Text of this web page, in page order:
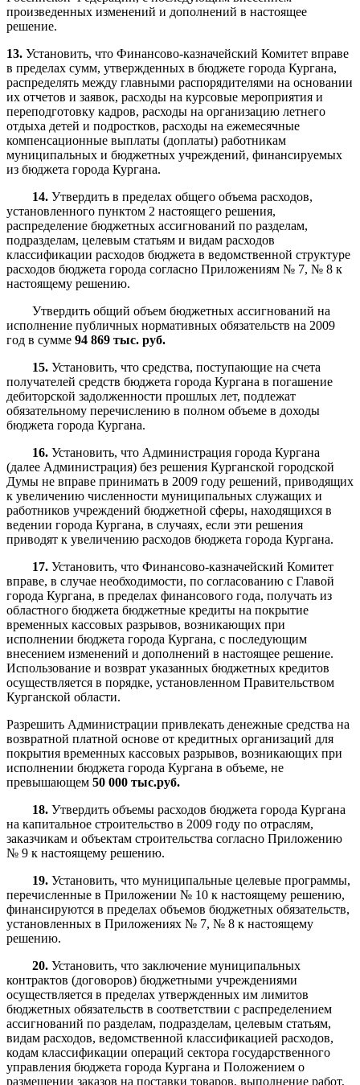
произведенных изменений и дополнений в настоящее
решение.
13. Установить, что Финансово-казначейский Комитет вправе
в пределах сумм, утвержденных в бюджете города Кургана,
распределять между главными распорядителями на основании
их отчетов и заявок, расходы на курсовые мероприятия и
переподготовку кадров, расходы на организацию летнего
отдыха детей и подростков, расходы на ежемесячные
компенсационные выплаты (доплаты) работникам
муниципальных и бюджетных учреждений, финансируемых
из бюджета города Кургана.
14.Утвердить в пределах общего объема расходов,
установленного пунктом 2 настоящего решения,
распределение бюджетных ассигнований по разделам,
подразделам, целевым статьям и видам расходов
классификации расходов бюджета в ведомственной структуре
расходов бюджета города согласно Приложениям № 7, № 8 к
настоящему решению.
Утвердить общий объем бюджетных ассигнований на
исполнение публичных нормативных обязательств на 2009
год в сумме 94 869 тыс. руб.
15. Установить, что средства, поступающие на счета
получателей средств бюджета города Кургана в погашение
дебиторской задолженности прошлых лет, подлежат
обязательному перечислению в полном объеме в доходы
бюджета города Кургана.
16.Установить, что Администрация города Кургана
(далее Администрация) без решения Курганской городской
Думы не вправе принимать в 2009 году решений, приводящих
к увеличению численности муниципальных служащих и
работников учреждений бюджетной сферы, находящихся в
ведении города Кургана, в случаях, если эти решения
приводят к увеличению расходов бюджета города Кургана.
17.Установить, что Финансово-казначейский Комитет
вправе, в случае необходимости, по согласованию с Главой
города Кургана, в пределах финансового года, получать из
областного бюджета бюджетные кредиты на покрытие
временных кассовых разрывов, возникающих при
исполнении бюджета города Кургана, с последующим
внесением изменений и дополнений в настоящее решение.
Использование и возврат указанных бюджетных кредитов
осуществляется в порядке, установленном Правительством
Курганской области.
Разрешить Администрации привлекать денежные средства на
возвратной платной основе от кредитных организаций для
покрытия временных кассовых разрывов, возникающих при
исполнении бюджета города Кургана в объеме, не
превышающем 50 000 тыс.руб.
18.Утвердить объемы расходов бюджета города Кургана
на капитальное строительство в 2009 году по отраслям,
заказчикам и объектам строительства согласно Приложению
№ 9 к настоящему решению.
19.Установить, что муниципальные целевые программы,
перечисленные в Приложении № 10 к настоящему решению,
финансируются в пределах объемов бюджетных обязательств,
установленных в Приложениях № 7, № 8 к настоящему
решению.
20.Установить, что заключение муниципальных
контрактов (договоров) бюджетными учреждениями
осуществляется в пределах утвержденных им лимитов
бюджетных обязательств в соответствии с распределением
ассигнований по разделам, подразделам, целевым статьям,
видам расходов, ведомственной классификацией расходов,
кодам классификации операций сектора государственного
управления бюджета города Кургана и Положением о
размещении заказов на поставки товаров, выполнение работ,